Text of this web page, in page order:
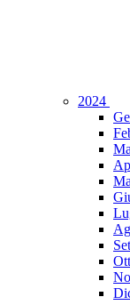
2024